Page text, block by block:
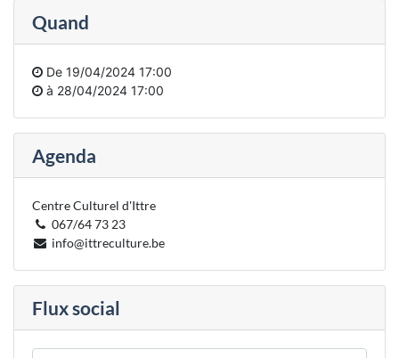
Quand
De 19/04/2024 17:00
à 28/04/2024 17:00
Agenda
Centre Culturel d'Ittre
067/64 73 23
info@ittreculture.be
Flux social